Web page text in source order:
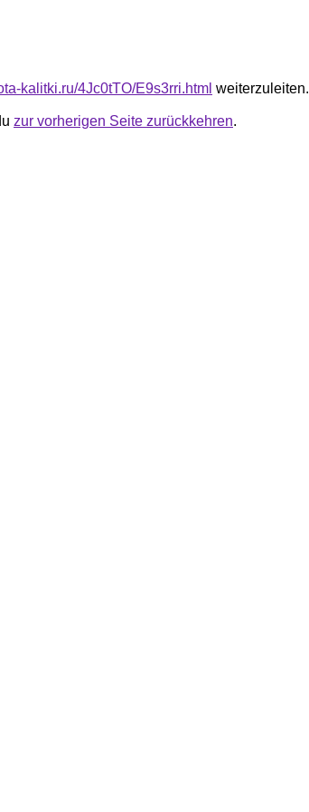
kalitki.ru/4Jc0tTO/E9s3rri.html weiterzuleiten.
zur vorherigen Seite zurückkehren.